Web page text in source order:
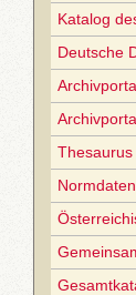
Katalog
Deutsche